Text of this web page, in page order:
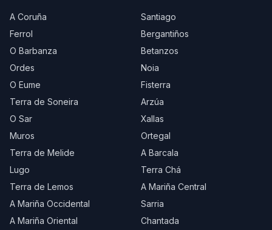
A Coruña
Santiago
Ferrol
Bergantiños
O Barbanza
Betanzos
Ordes
Noia
O Eume
Fisterra
Terra de Soneira
Arzúa
O Sar
Xallas
Muros
Ortegal
Terra de Melide
A Barcala
Lugo
Terra Chá
Terra de Lemos
A Mariña Central
A Mariña Occidental
Sarria
A Mariña Oriental
Chantada